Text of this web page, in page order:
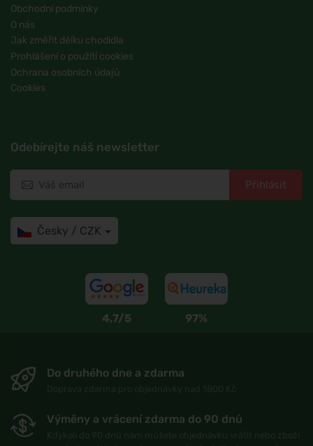
Obchodní podmínky
O nás
Jak změřit délku chodidla
Prohlášení o použití cookies
Ochrana osobních údajů
Cookies
Odebírejte náš newsletter
Přihlásit
Česky / CZK
4,7/5 97%
Do druhého dne a zdarma
Výměny a vrácení zdarma do 90 dnů